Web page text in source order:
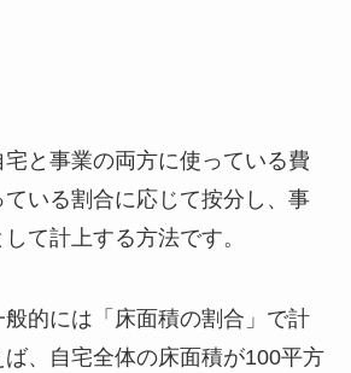
と事業の両方に使っている費
いる割合に応じて按分し、事
て計上する方法です。
的には「床面積の割合」で計
、自宅全体の床面積が100平方